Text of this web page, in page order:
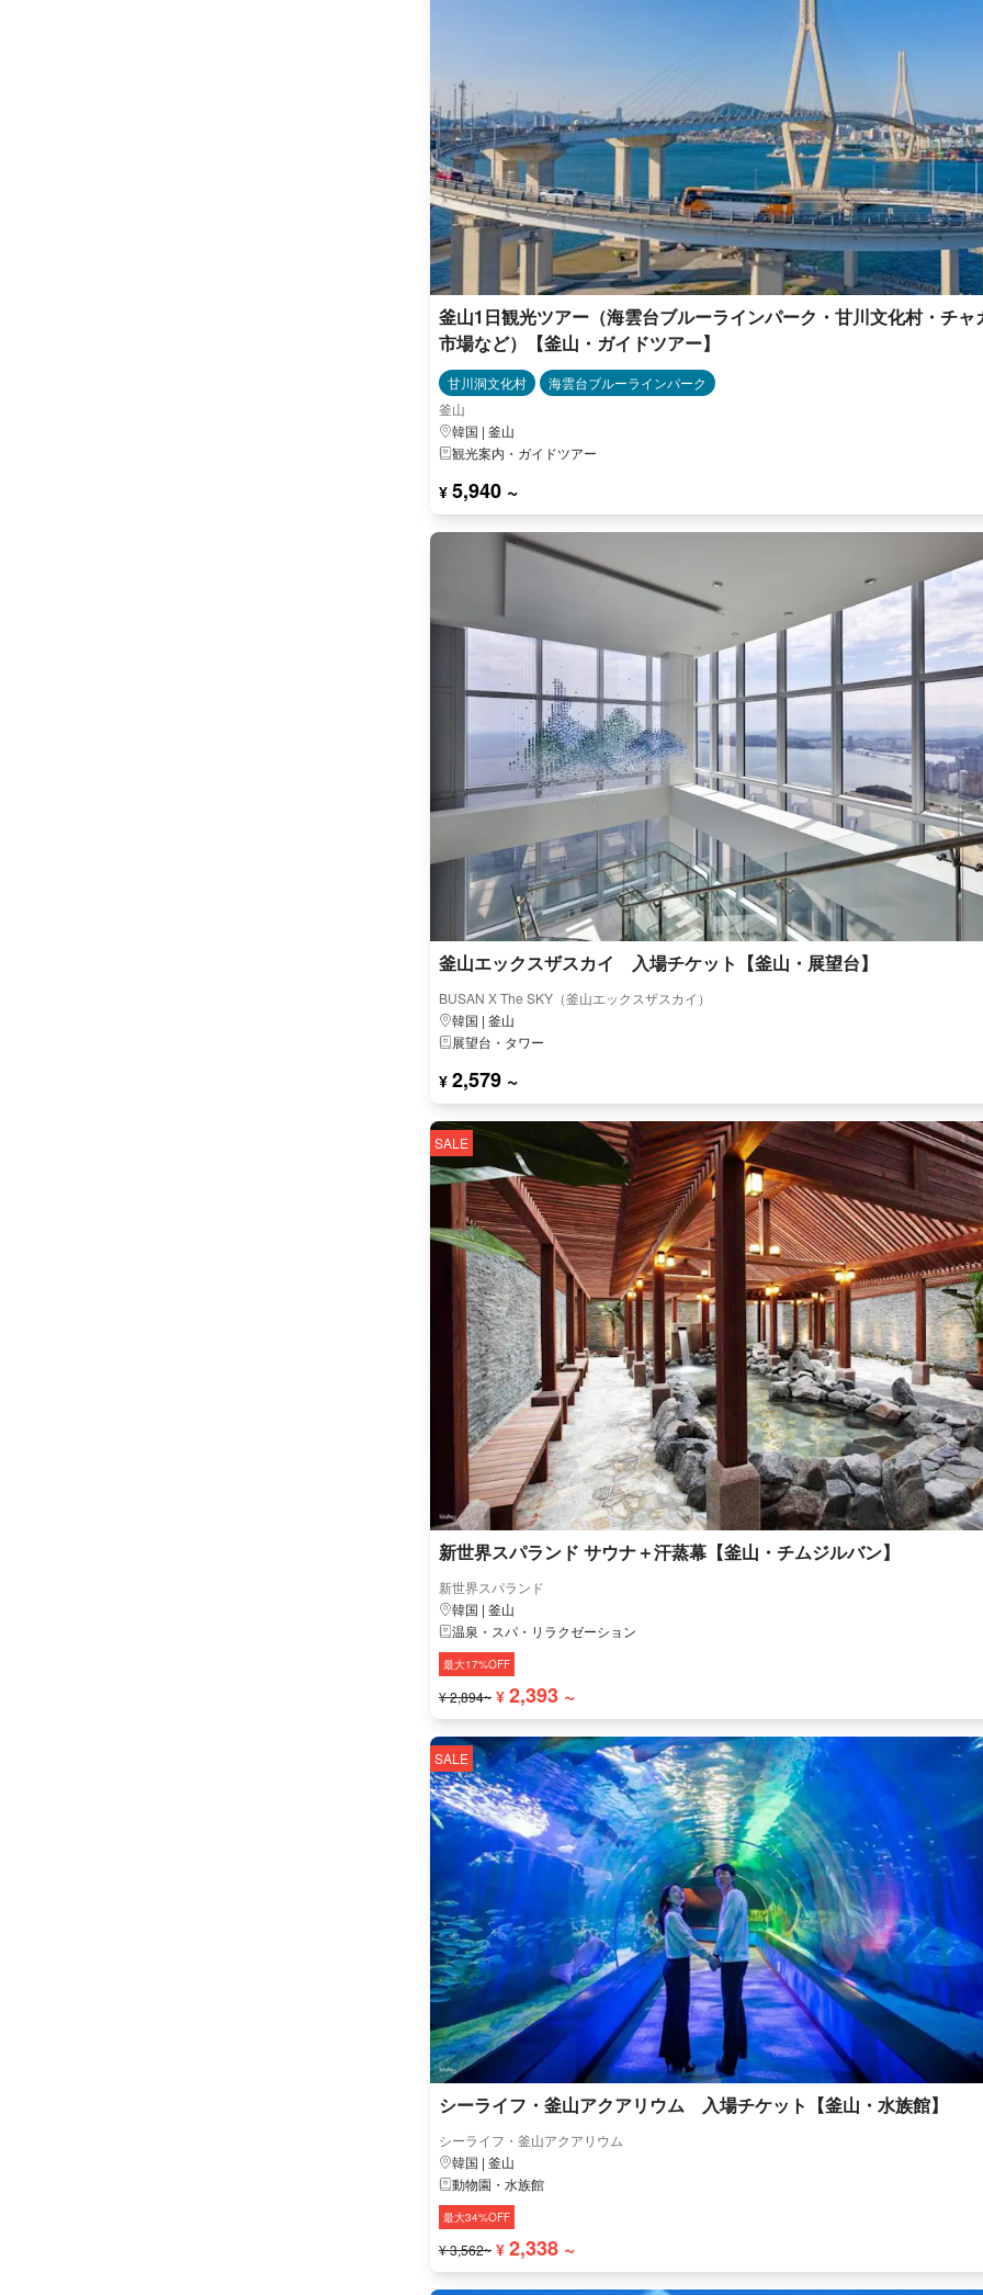
釜山1日観光ツアー（海雲台ブルーラインパーク・甘川文化村・チャ
市場など）【釜山・ガイドツアー】
甘川洞文化村
海雲台ブルーラインパーク
釜山
韓国 | 釜山
観光案内・ガイドツアー
¥ 5,940 ~
釜山エックスザスカイ 入場チケット【釜山・展望台】
BUSAN X The SKY（釜山エックスザスカイ）
韓国 | 釜山
展望台・タワー
¥ 2,579 ~
SALE
新世界スパランド サウナ＋汗蒸幕【釜山・チムジルバン】
新世界スパランド
韓国 | 釜山
温泉・スパ・リラクゼーション
最大17%OFF
¥ 2,894~ ¥ 2,393 ~
SALE
シーライフ・釜山アクアリウム 入場チケット【釜山・水族館】
シーライフ・釜山アクアリウム
韓国 | 釜山
動物園・水族館
最大34%OFF
¥ 3,562~ ¥ 2,338 ~